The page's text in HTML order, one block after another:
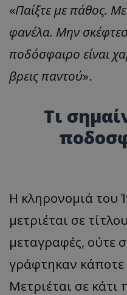
«Παίξτε με πάθος.
φανέλα. Μην
ποδόσφαιρο είναι
βρεις παντού».
Τι
Η κληρονομιά του
μετριέται σε
μεταγραφές, ούτε
γράφτηκαν κάποτε
Μετριέται σε